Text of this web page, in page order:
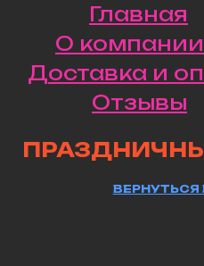
Главная
О компании
Доставка и
Отзывы
ВЕРНУТЬСЯ